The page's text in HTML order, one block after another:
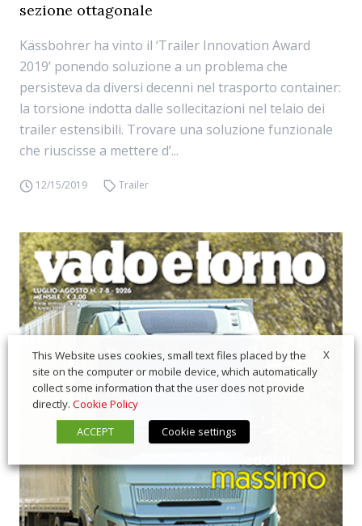
sezione ottagonale
Kässbohrer ha vinto il ‘Trailer Innovation Award
2019’ ponendo soluzione a un problema che
persisteva da diversi decenni nel trasporto container:
la torsione indotta dalle sollecitazioni nel telaio dei
trailer estensibili. Trovare una soluzione funzionale
che riuscisse a mettere d’...
12/15/2019 Trailer
X
This Website uses cookies, small text files placed by the
site on the computer or mobile device, which automatically
collect some information that the user does not provide
directly. Cookie Policy
ACCEPT
Cookie settings